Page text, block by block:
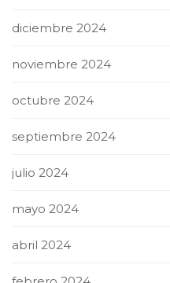
diciembre 2024
noviembre 2024
octubre 2024
septiembre 2024
julio 2024
mayo 2024
abril 2024